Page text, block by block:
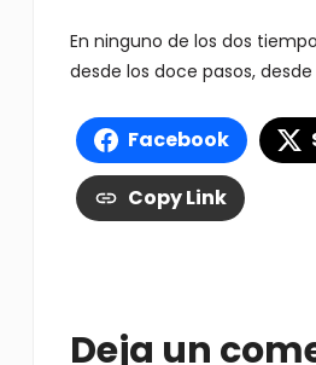
En ninguno de los dos
desde los doce pasos,
Facebook
Copy Link
Deja un